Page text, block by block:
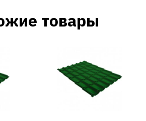
товары